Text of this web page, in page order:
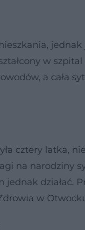
w
a cała
cztery latka,
na narodziny
działać.
w